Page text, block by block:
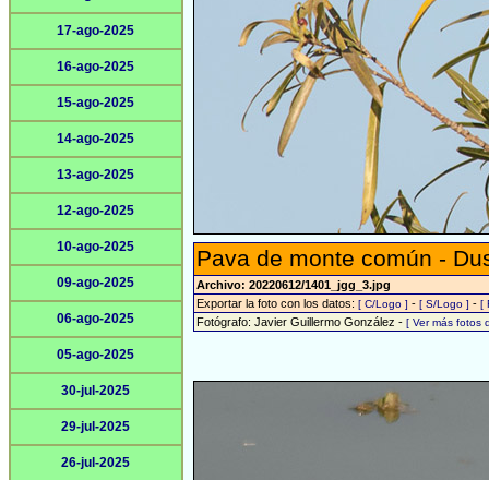
17-ago-2025
16-ago-2025
15-ago-2025
14-ago-2025
13-ago-2025
12-ago-2025
10-ago-2025
09-ago-2025
06-ago-2025
05-ago-2025
30-jul-2025
29-jul-2025
26-jul-2025
Pava de monte común -
Archivo: 20220612/1401_jgg_3.jpg
Exportar la foto con los datos: [ C/Logo ] - [ S/Logo ] - [
Fotógrafo: Javier Guillermo González - [ Ver más fotos